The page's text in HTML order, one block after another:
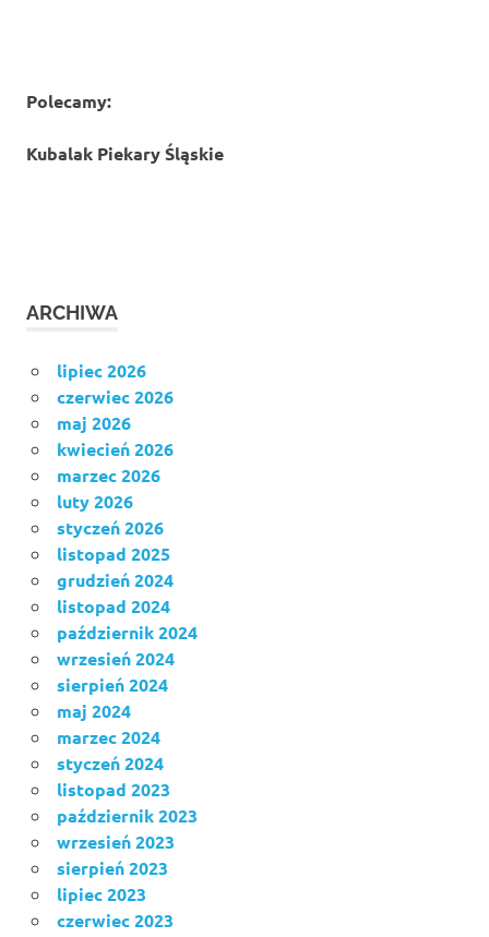
Polecamy:
Kubalak Piekary Śląskie
ARCHIWA
lipiec 2026
czerwiec 2026
maj 2026
kwiecień 2026
marzec 2026
luty 2026
styczeń 2026
listopad 2025
grudzień 2024
listopad 2024
październik 2024
wrzesień 2024
sierpień 2024
maj 2024
marzec 2024
styczeń 2024
listopad 2023
październik 2023
wrzesień 2023
sierpień 2023
lipiec 2023
czerwiec 2023